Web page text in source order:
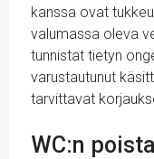
kanssa ovat
valumassa oleva
tunnistat tietyn
varustautunut
tarvittavat
WC:n